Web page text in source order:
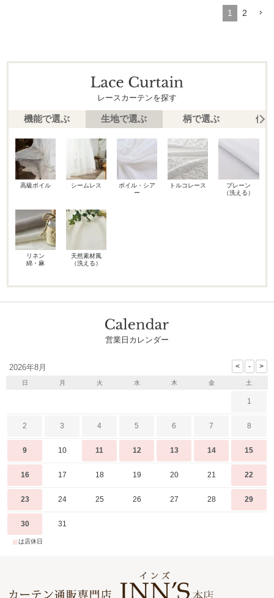
1
2
レースカーテンを探す
機能で選ぶ 生地で選ぶ 柄で選ぶ 価
高級ボイル シームレス
ボイル・シア
ー
トルコレース
プレーン
（洗える）
リネン
綿・麻
天然素材風
（洗える）
営業日カレンダー
2026年8月
日 月 火 水 木 金 土
1
2 3 4 5 6 7 8
9 10 11 12 13 14 15
16 17 18 19 20 21 22
23 24 25 26 27 28 29
30 31
■は店休日